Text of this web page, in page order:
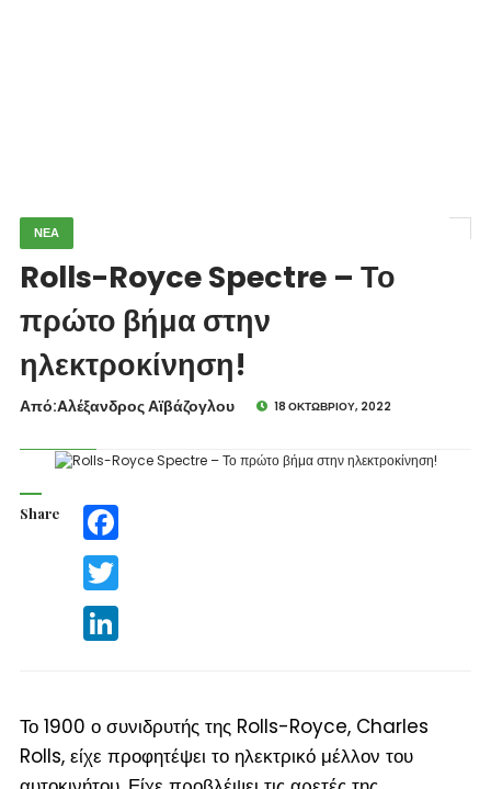
ΝΕΑ
Rolls-Royce Spectre – Το
πρώτο βήμα στην
ηλεκτροκίνηση!
Από:Aλέξανδρος Αϊβάζογλου 18 ΟΚΤΩΒΡΊΟΥ, 2022
Share Facebook
Twitter
LinkedIn
Το 1900 ο συνιδρυτής της Rolls-Royce, Charles
Rolls, είχε προφητέψει το ηλεκτρικό μέλλον του